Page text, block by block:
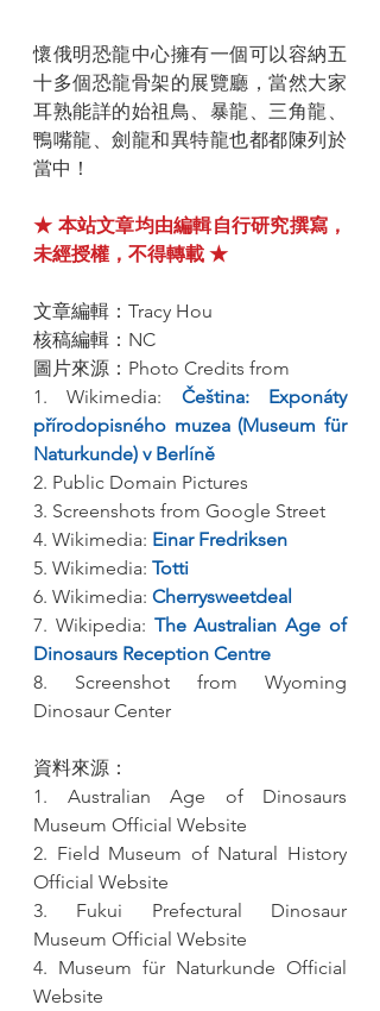
懷俄明恐龍中心擁有一個可以容納五
十多個恐龍骨架的展覽廳，當然大家
耳熟能詳的始祖鳥、暴龍、三角龍、
鴨嘴龍、劍龍和異特龍也都都陳列於
當中！
★ 本站文章均由編輯自行研究撰寫，
未經授權，不得轉載 ★
文章編輯：Tracy Hou
核稿編輯：NC
圖片來源：Photo Credits from
1. Wikimedia: Čeština: Exponáty
přírodopisného muzea (Museum für
Naturkunde) v Berlíně
2. Public Domain Pictures
3. Screenshots from Google Street
4. Wikimedia: Einar Fredriksen
5. Wikimedia: Totti
6. Wikimedia: Cherrysweetdeal
7. Wikipedia: The Australian Age of
Dinosaurs Reception Centre
8. Screenshot from Wyoming
Dinosaur Center
資料來源：
1. Australian Age of Dinosaurs
Museum Official Website
2. Field Museum of Natural History
Official Website
3. Fukui Prefectural Dinosaur
Museum Official Website
4. Museum für Naturkunde Official
Website